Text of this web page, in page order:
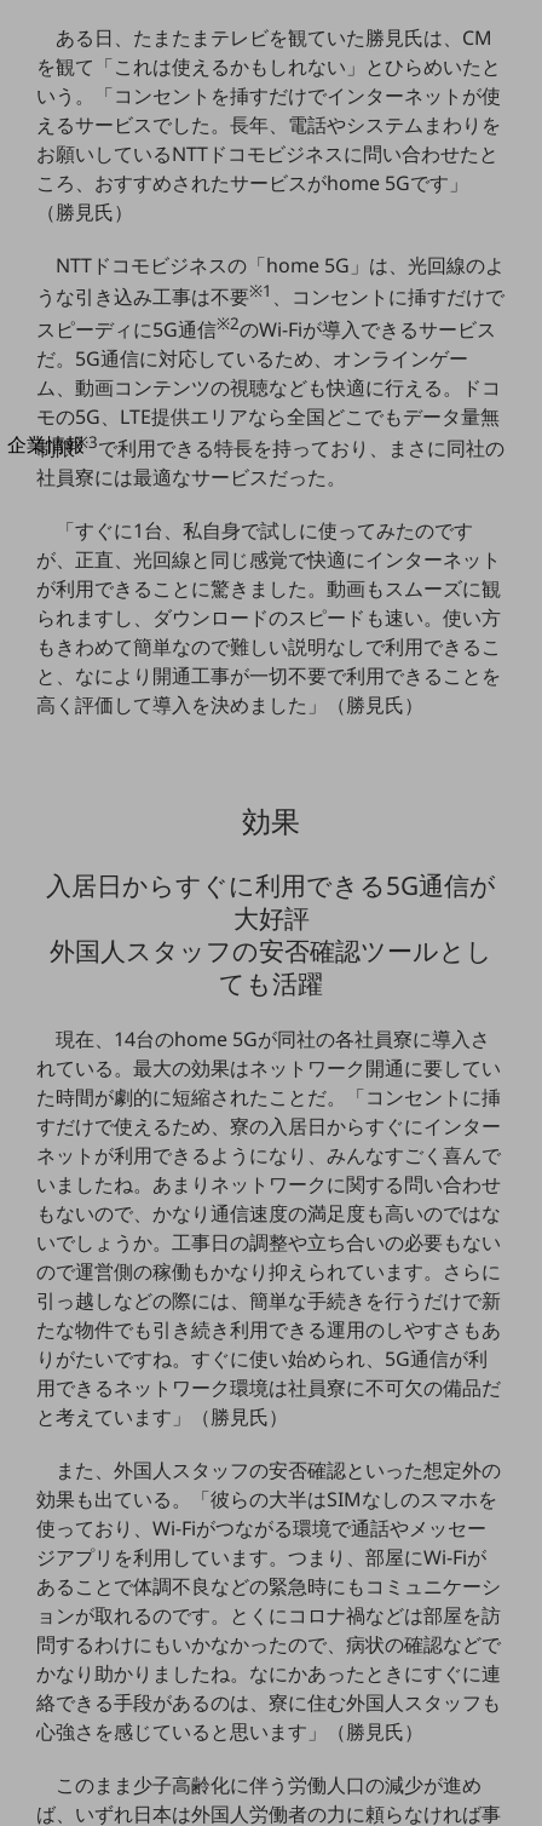
その他の業界はこちら
ゲーム感覚で見つける
ビジネスお悩み診断
NTTドコモビジネス
オンラインショップ
モバイル・ICTサービスをオンラインで
相談・申し込みができるバーチャルショップ
法人向けモバイルトップ
サービス・商品を探す
新規会員登録/ログインはこちら
100回線以上のお問い合わせ・お見積りはこちら
別ウィンドウで開きます
企業情報
企業情報TOP
会社案内TOP
社長からのご挨拶
事業拠点
ニュースリリース
社外からの評価実績
サステナビリティ
サステナビリティTOP
NTTドコモビジネスグループのサステナビリティ
サステナビリティ基本方針
サステナビリティレポート
ダイバーシティ
経営情報
経営情報TOP
電子公告
基礎的電気通信役務損益明細表
採用情報
採用情報TOP
新卒採用
経験者採用
障がい者採用
広告・協賛
ある日、たまたまテレビを観ていた勝見氏は、CM
を観て「これは使えるかもしれない」とひらめいたと
いう。「コンセントを挿すだけでインターネットが使
えるサービスでした。長年、電話やシステムまわりを
お願いしているNTTドコモビジネスに問い合わせたと
ころ、おすすめされたサービスがhome 5Gです」
（勝見氏）
NTTドコモビジネスの「home 5G」は、光回線のよ
うな引き込み工事は不要※1 、コンセントに挿すだけで
スピーディに5G通信※2のWi-Fiが導入できるサービス
だ。5G通信に対応しているため、オンラインゲー
ム、動画コンテンツの視聴なども快適に行える。ドコ
モの5G、LTE提供エリアなら全国どこでもデータ量無
制限※3で利用できる特長を持っており、まさに同社の
社員寮には最適なサービスだった。
「すぐに1台、私自身で試しに使ってみたのです
が、正直、光回線と同じ感覚で快適にインターネット
が利用できることに驚きました。動画もスムーズに観
られますし、ダウンロードのスピードも速い。使い方
もきわめて簡単なので難しい説明なしで利用できるこ
と、なにより開通工事が一切不要で利用できることを
高く評価して導入を決めました」（勝見氏）
効果
入居日からすぐに利用できる5G通信が
大好評
外国人スタッフの安否確認ツールとし
ても活躍
現在、14台のhome 5Gが同社の各社員寮に導入さ
れている。最大の効果はネットワーク開通に要してい
た時間が劇的に短縮されたことだ。「コンセントに挿
すだけで使えるため、寮の入居日からすぐにインター
ネットが利用できるようになり、みんなすごく喜んで
いましたね。あまりネットワークに関する問い合わせ
もないので、かなり通信速度の満足度も高いのではな
いでしょうか。工事日の調整や立ち合いの必要もない
ので運営側の稼働もかなり抑えられています。さらに
引っ越しなどの際には、簡単な手続きを行うだけで新
たな物件でも引き続き利用できる運用のしやすさもあ
りがたいですね。すぐに使い始められ、5G通信が利
用できるネットワーク環境は社員寮に不可欠の備品だ
と考えています」（勝見氏）
また、外国人スタッフの安否確認といった想定外の
効果も出ている。「彼らの大半はSIMなしのスマホを
使っており、Wi-Fiがつながる環境で通話やメッセー
ジアプリを利用しています。つまり、部屋にWi-Fiが
あることで体調不良などの緊急時にもコミュニケーシ
ョンが取れるのです。とくにコロナ禍などは部屋を訪
問するわけにもいかなかったので、病状の確認などで
かなり助かりましたね。なにかあったときにすぐに連
絡できる手段があるのは、寮に住む外国人スタッフも
心強さを感じていると思います」（勝見氏）
このまま少子高齢化に伴う労働人口の減少が進め
ば、いずれ日本は外国人労働者の力に頼らなければ事